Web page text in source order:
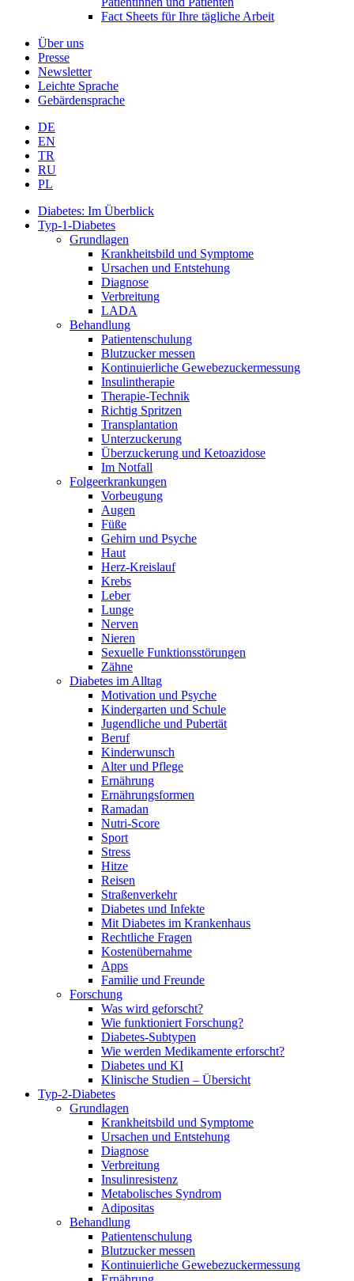
Fact Sheets für Ihre tägliche Arbeit
Über uns
Presse
Newsletter
Leichte Sprache
Gebärdensprache
DE
EN
TR
RU
PL
Diabetes: Im Überblick
Typ-1-Diabetes
Grundlagen
Krankheitsbild und Symptome
Ursachen und Entstehung
Diagnose
Verbreitung
LADA
Behandlung
Patientenschulung
Blutzucker messen
Kontinuierliche Gewebezuckermessung
Insulintherapie
Therapie-Technik
Richtig Spritzen
Transplantation
Unterzuckerung
Überzuckerung und Ketoazidose
Im Notfall
Folgeerkrankungen
Vorbeugung
Augen
Füße
Gehirn und Psyche
Haut
Herz-Kreislauf
Krebs
Leber
Lunge
Nerven
Nieren
Sexuelle Funktionsstörungen
Zähne
Diabetes im Alltag
Motivation und Psyche
Kindergarten und Schule
Jugendliche und Pubertät
Beruf
Kinderwunsch
Alter und Pflege
Ernährung
Ernährungsformen
Ramadan
Nutri-Score
Sport
Stress
Hitze
Reisen
Straßenverkehr
Diabetes und Infekte
Mit Diabetes im Krankenhaus
Rechtliche Fragen
Kostenübernahme
Apps
Familie und Freunde
Forschung
Was wird geforscht?
Wie funktioniert Forschung?
Diabetes-Subtypen
Wie werden Medikamente erforscht?
Diabetes und KI
Klinische Studien – Übersicht
Typ-2-Diabetes
Grundlagen
Krankheitsbild und Symptome
Ursachen und Entstehung
Diagnose
Verbreitung
Insulinresistenz
Metabolisches Syndrom
Adipositas
Behandlung
Patientenschulung
Blutzucker messen
Kontinuierliche Gewebezuckermessung